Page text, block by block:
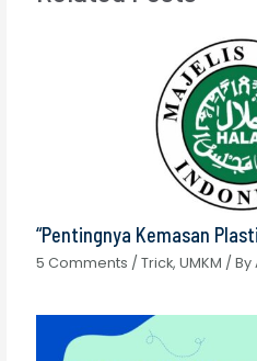
“Pentingnya Kemasan
5 Comments /Trick,UMKM / By